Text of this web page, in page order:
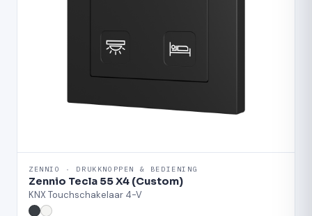
ZENNIO · DRUKKNOPPEN & BEDIENING
Zennio Tecla 55 X4 (Custom)
KNX Touchschakelaar 4-V